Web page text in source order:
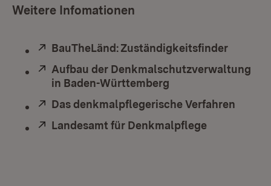
Weitere Infomationen
Extern:
BauTheLänd: Zuständigkeitsfinder
Extern:
Aufbau der Denkmalschutzverwaltung
in Baden-Württemberg
Extern:
Das denkmalpflegerische Verfahren
Extern:
Landesamt für Denkmalpflege